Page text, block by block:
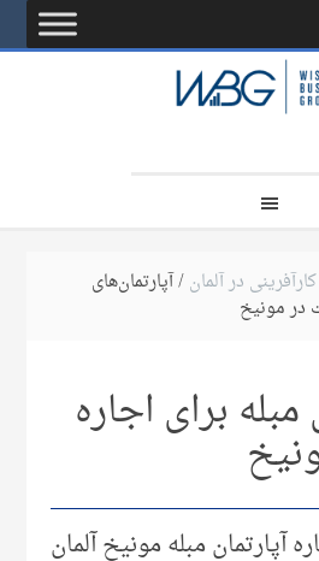
کارآفرینی در آلمان/ آپارتمان‌های
در مونیخ
برای اجاره